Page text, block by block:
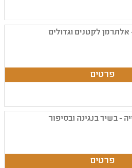
לקטנים וגדולים
- בשיר בנגינה ובסיפור